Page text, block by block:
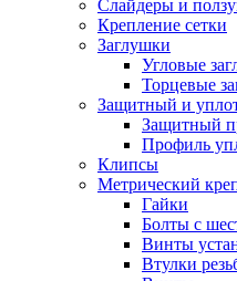
Слайдеры и
Крепление сетки
Заглушки
Угловые
Торцевые
Защитный и
Защитный
Профиль
Клипсы
Метрический
Гайки
Болты с
Винты
Втулки